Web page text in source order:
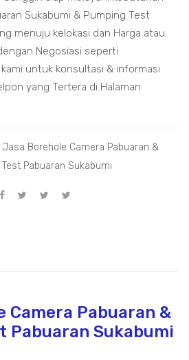
Sukabumi & Pumping Test
menuju kelokasi dan Harga atau
Negosiasi seperti
untuk konsultasi & informasi
yang Tertera di Halaman
Borehole Camera Pabuaran &
Test Pabuaran Sukabumi
Camera Pabuaran &
Pabuaran Sukabumi